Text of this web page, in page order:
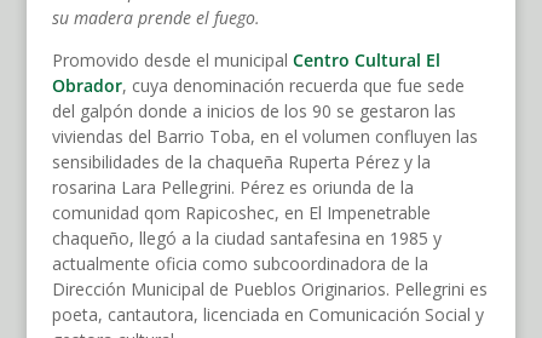
su madera prende el fuego.
Promovido desde el municipal Centro Cultural El
Obrador, cuya denominación recuerda que fue sede
del galpón donde a inicios de los 90 se gestaron las
viviendas del Barrio Toba, en el volumen confluyen las
sensibilidades de la chaqueña Ruperta Pérez y la
rosarina Lara Pellegrini. Pérez es oriunda de la
comunidad qom Rapicoshec, en El Impenetrable
chaqueño, llegó a la ciudad santafesina en 1985 y
actualmente oficia como subcoordinadora de la
Dirección Municipal de Pueblos Originarios. Pellegrini es
poeta, cantautora, licenciada en Comunicación Social y